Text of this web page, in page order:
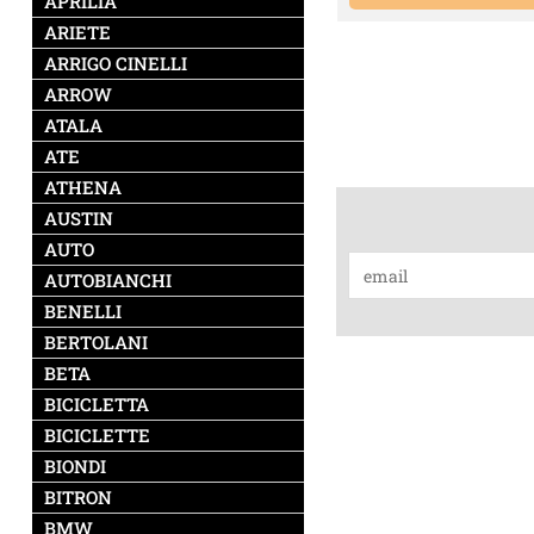
ARIETE
ARRIGO CINELLI
ARROW
ATALA
ATE
ATHENA
AUSTIN
AUTO
AUTOBIANCHI
BENELLI
BERTOLANI
BETA
BICICLETTA
BICICLETTE
BIONDI
BITRON
BMW